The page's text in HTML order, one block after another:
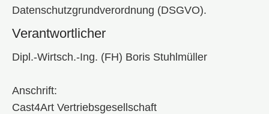
Datenschutzgrundverordnung (DSGVO).
Verantwortlicher
Dipl.-Wirtsch.-Ing. (FH) Boris Stuhlmüller
Anschrift:
Cast4Art Vertriebsgesellschaft